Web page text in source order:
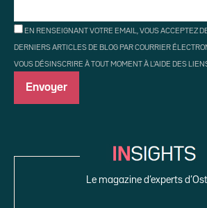
EN RENSEIGNANT VOTRE EMAIL, VOUS ACCEPTEZ
DERNIERS ARTICLES DE BLOG PAR COURRIER
VOUS DÉSINSCRIRE À TOUT MOMENT À L'AIDE DES
Le magazine d’experts